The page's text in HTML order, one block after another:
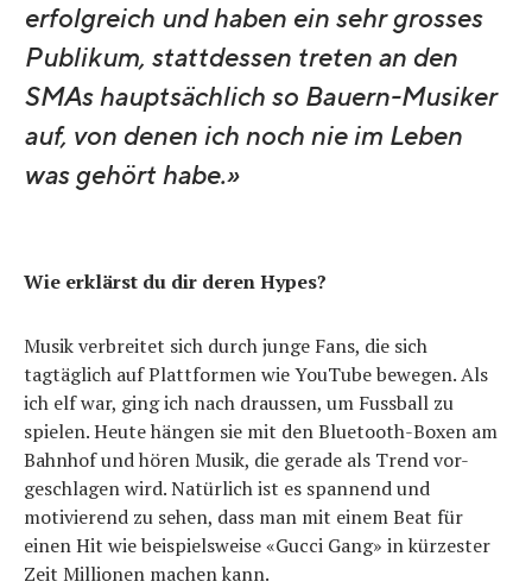
erfolgreich und haben ein sehr grosses
Publikum, stattdessen treten an den
SMAs hauptsächlich so Bauern-Musiker
auf, von denen ich noch nie im Leben
was gehört habe.»
Wie erklärst du dir deren Hypes?
Musik verbreitet sich durch junge Fans, die sich
tagtäglich auf Plattformen wie YouTube bewegen. Als
ich elf war, ging ich nach draussen, um Fussball zu
spielen. Heute hängen sie mit den Bluetooth-Boxen am
Bahnhof und hören Musik, die gerade als Trend vor-
geschlagen wird. Natürlich ist es spannend und
motivierend zu sehen, dass man mit einem Beat für
einen Hit wie beispielsweise «Gucci Gang» in kürzester
Zeit Millionen machen kann.